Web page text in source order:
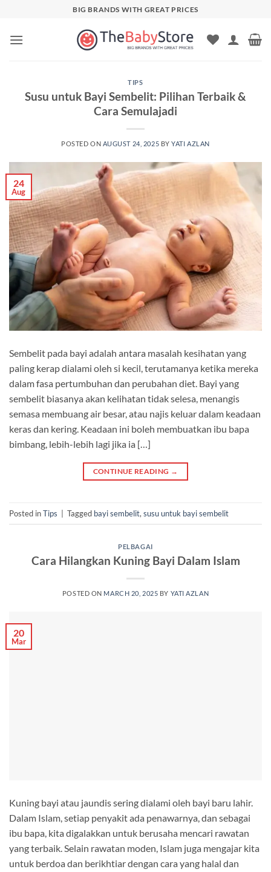
content
BIG BRANDS WITH GREAT PRICES
TIPS
Susu untuk Bayi Sembelit: Pilihan Terbaik &
Cara Semulajadi
POSTED ON AUGUST 24, 2025 BYYATI AZLAN
24
Aug
Sembelit pada bayi adalah antara masalah kesihatan yang
paling kerap dialami oleh si kecil, terutamanya ketika mereka
dalam fasa pertumbuhan dan perubahan diet. Bayi yang
sembelit biasanya akan kelihatan tidak selesa, menangis
semasa membuang air besar, atau najis keluar dalam keadaan
keras dan kering. Keadaan ini boleh membuatkan ibu bapa
bimbang, lebih-lebih lagi jika ia […]
CONTINUE READING →
Posted inTips Tagged bayi sembelit, susu untuk bayi sembelit
PELBAGAI
Cara Hilangkan Kuning Bayi Dalam Islam
POSTED ON MARCH 20, 2025 BY YATI AZLAN
20
Mar
Kuning bayi atau jaundis sering dialami oleh bayi baru lahir.
Dalam Islam, setiap penyakit ada penawarnya, dan sebagai
ibu bapa, kita digalakkan untuk berusaha mencari rawatan
yang terbaik. Selain rawatan moden, Islam juga mengajar kita
untuk berdoa dan berikhtiar dengan cara yang halal dan